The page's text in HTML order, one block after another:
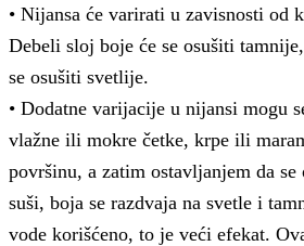
• Nijansa će varirati u zavisnosti od
Debeli sloj boje će se osušiti
se osušiti svetlije.
• Dodatne varijacije u nijansi mogu
vlažne ili mokre četke, krpe ili
površinu, a zatim ostavljanjem da se
suši, boja se razdvaja na svetle i
vode korišćeno, to je veći efekat.